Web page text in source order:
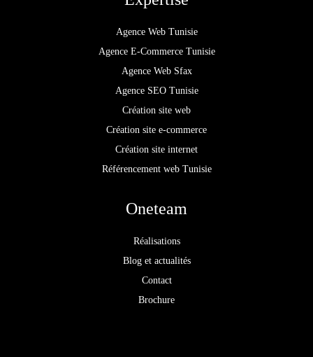
Agence Web Tunisie
Agence E-Commerce Tunisie
Agence Web Sfax
Agence SEO Tunisie
Création site web
Création site e-commerce
Création site internet
Référencement web Tunisie
Oneteam
Réalisations
Blog et actualités
Contact
Brochure